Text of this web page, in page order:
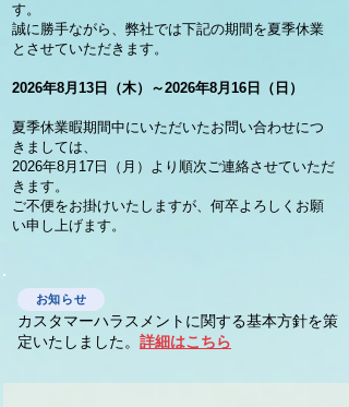
す。
誠に勝手ながら、弊社では下記の期間を夏季休業
とさせていただきます。
2026年8月13日（木）～2026年8月16日（日）
夏季休業暇期間中にいただいたお問い合わせにつ
きましては、
2026年8月17日（月）より順次ご連絡させていただ
きます。
ご不便をお掛けいたしますが、何卒よろしくお願
い申し上げます。
お知らせ
カスタマーハラスメントに関する基本方針を策
定いたしました。 詳細はこちら